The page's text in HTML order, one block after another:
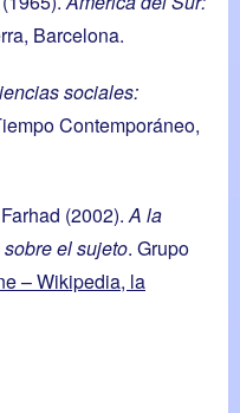
Barcelona.
sociales:
Contemporáneo,
(2002).A la
el sujeto. Grupo
– Wikipedia, la